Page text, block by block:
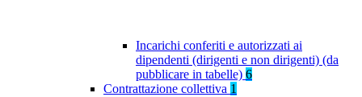
Incarichi conferiti e autorizzati ai
dipendenti (dirigenti e non dirigenti) (da
pubblicare in tabelle) 6
Contrattazione collettiva 1